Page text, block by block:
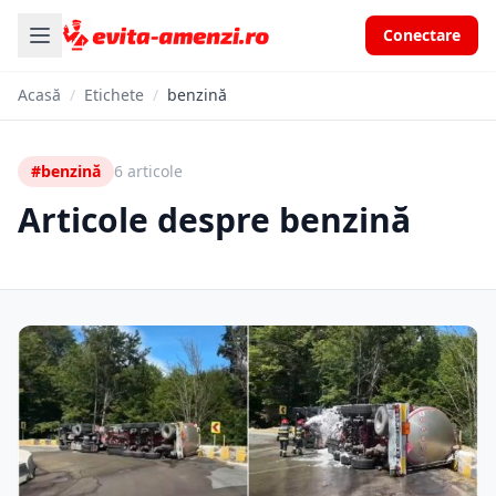
Conectare
Acasă / Etichete / benzină
#benzină 6 articole
Articole despre benzină